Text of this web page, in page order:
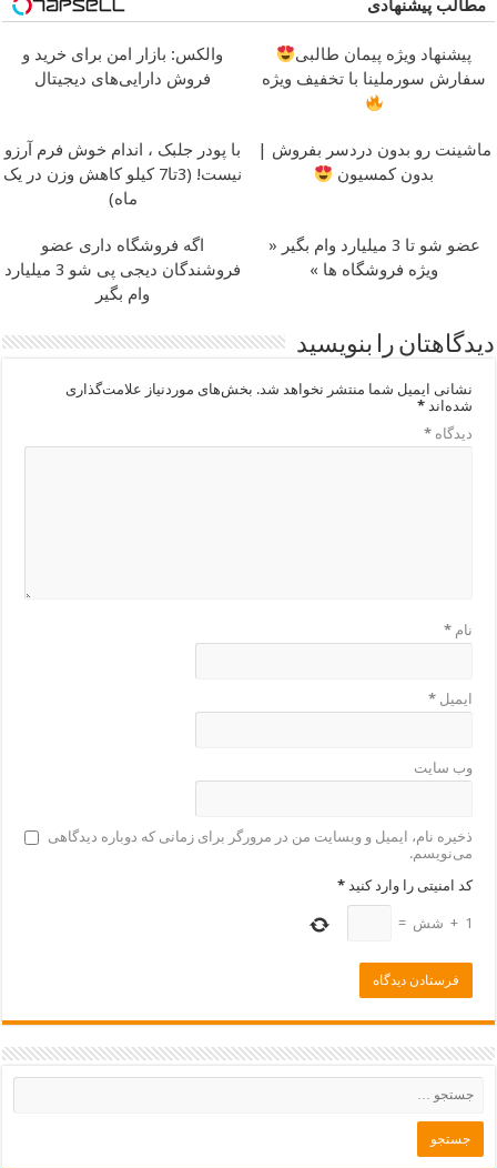
مطالب پیشنهادی
پیشنهاد ویژه پیمان طالبی
سفارش سورملینا با تخفیف ویژه
والکس: بازار امن برای خرید و
فروش دارایی‌های دیجیتال
ماشینت رو بدون دردسر بفروش |
بدون کمسیون
با پودر جلبک ، اندام خوش فرم آرزو
نیست! (3تا7 کیلو کاهش وزن در یک
ماه)
عضو شو تا 3 میلیارد وام بگیر «
ویژه فروشگاه ها »
اگه فروشگاه داری عضو
فروشندگان دیجی پی شو 3 میلیارد
وام بگیر
دیدگاهتان را بنویسید
نشانی ایمیل شما منتشر نخواهد شد. بخش‌های موردنیاز علامت‌گذاری
شده‌اند*
دیدگاه*
نام*
ایمیل*
وب‌ سایت
ذخیره نام، ایمیل و وبسایت من در مرورگر برای زمانی که دوباره دیدگاهی
می‌نویسم.
کد امنیتی را وارد کنید *
1
+ شش =